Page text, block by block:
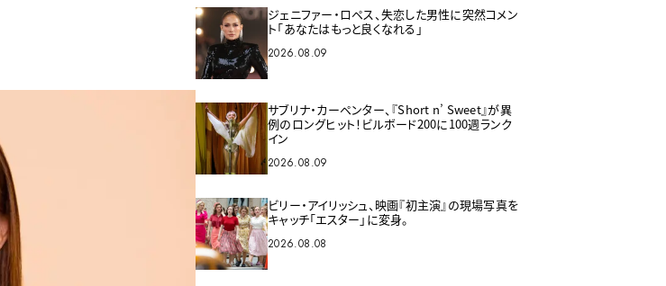
ジェニファー・ロペス、失恋した男性に突然コメン
ト「あなたはもっと良くなれる」
2026.08.09
サブリナ・カーペンター、『Short n’ Sweet』が異
例のロングヒット！ビルボード200に100週ランク
イン
2026.08.09
ビリー・アイリッシュ、映画『初主演』の現場写真を
キャッチ「エスター」に変身。
2026.08.08